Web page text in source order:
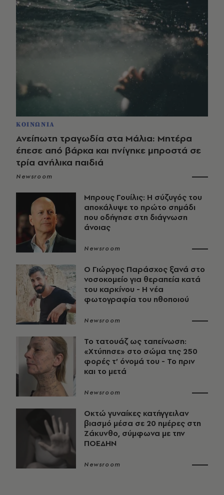
ΚΟΙΝΩΝΙΑ
Ανείπωτη τραγωδία στα Μάλια: Μητέρα
έπεσε από βάρκα και πνίγηκε μπροστά σε
τρία ανήλικα παιδιά
Newsroom
Μπρους Γουίλις: Η σύζυγός του
αποκάλυψε το πρώτο σημάδι
που οδήγησε στη διάγνωση
άνοιας
Newsroom
O Γιώργος Παράσχος ξανά στο
νοσοκομείο για θεραπεία κατά
του καρκίνου - Η νέα
φωτογραφία του ηθοποιού
Newsroom
Το τατουάζ ως ταπείνωση:
«Χτύπησε» στο σώμα της 250
φορές τ’ όνομά του - Το πριν
και το μετά
Newsroom
Οκτώ γυναίκες κατήγγειλαν
βιασμό μέσα σε 20 ημέρες στη
Ζάκυνθο, σύμφωνα με την
ΠΟΕΔΗΝ
Newsroom